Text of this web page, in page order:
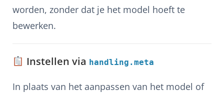
worden, zonder dat je het model hoeft te
bewerken.
Instellen via handling.meta
In plaats van het aanpassen van het model of